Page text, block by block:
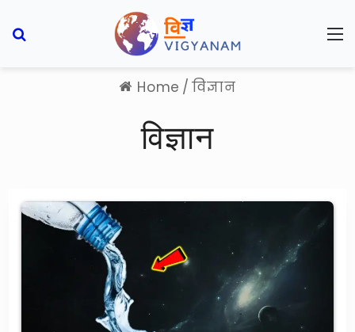
Home / विज्ञान
विज्ञान